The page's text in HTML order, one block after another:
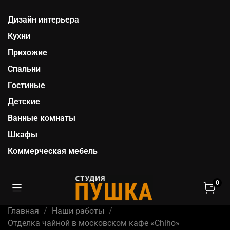
Дизайн интерьера
Кухни
Прихожие
Спальни
Гостиные
Детские
Ванные комнаты
Шкафы
Коммерческая мебель
0
Главная
Наши работы
Отделка чайной в московском кафе «Chiho»